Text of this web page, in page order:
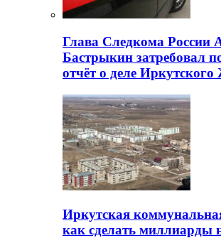
Глава Следкома России
Бастрыкин затребовал
отчёт о деле
Иркутская
как сделать миллиарды